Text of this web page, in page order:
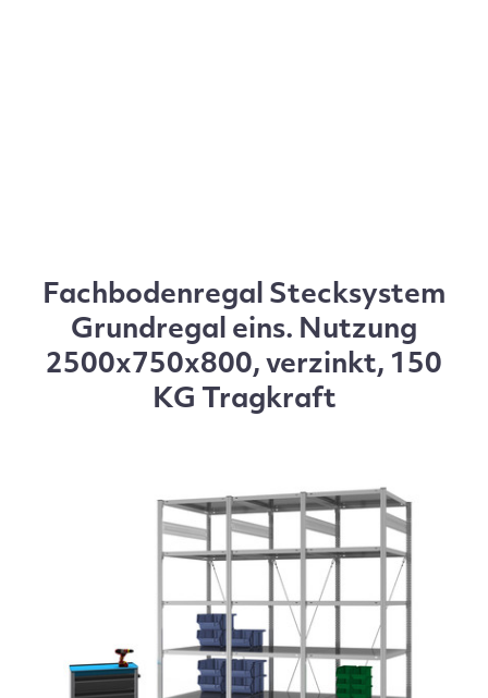
Fachbodenregal Stecksystem
Grundregal eins. Nutzung
2500x750x800, verzinkt, 150
KG Tragkraft